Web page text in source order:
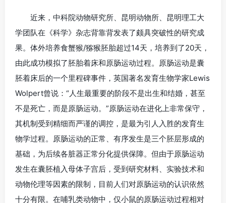
近来，中科院动物研究所、昆明动物所、昆明理工大
学团队在《科学》杂志背靠背发表了颇具突破性的研究成
果。体外培养食蟹猴/猕猴胚胎超过14天，培养到了20天，
由此成功模拟了胚胎着床和原肠运动过程。原肠运动是囊
胚着床后的一个里程碑事件，英国著名发育生物学家Lewis
Wolpert曾说：“人生最重要的阶段不是出生和结婚，甚至
不是死亡，而是原肠运动。”原肠运动在进化上非常保守，
其机制受到精细而严谨的调控，是最为引人入胜的发育生
物学过程。原肠运动的正常、有序发生是三个胚层形成的
基础，为后续各脏器正常分化提供保障。但由于原肠运动
发生在囊胚植入母体子宫后，受到研究材料、实验技术和
动物伦理等因素的限制，目前人们对原肠运动的认识依然
十分有限。在哺乳类动物中，仅小鼠的原肠运动过程相对